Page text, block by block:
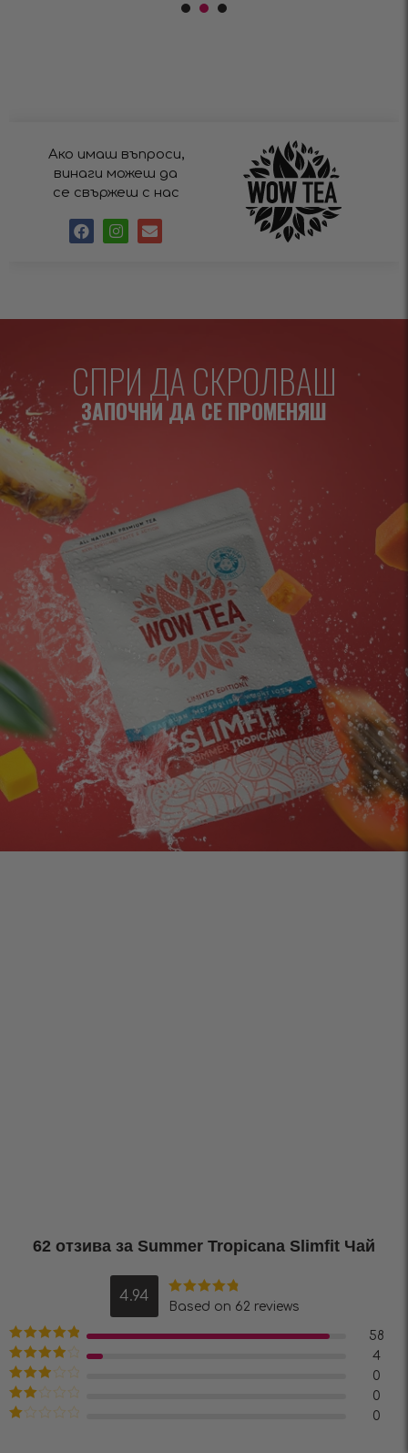
Ако имаш въпроси,
винаги можеш да
се свържеш с нас
СПРИ ДА СКРОЛВАШ
ЗАПОЧНИ ДА СЕ ПРОМЕНЯШ
62 отзива за Summer Tropicana Slimfit Чай
4.94
Оценено на
Based on 62 reviews
Оценено на
5
от 5
58
Оценено
на4 от 5
4
Оценено
на
3
от
5
0
Оценено
0
0